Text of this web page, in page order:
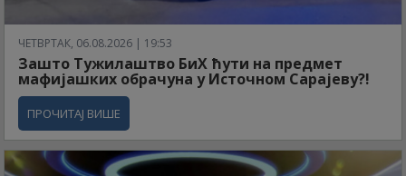
ЧЕТВРТАК, 06.08.2026 | 19:53
Зашто Тужилаштво БиХ ћути на предмет
мафијашких обрачуна у Источном Сарајеву?!
ПРОЧИТАЈ ВИШЕ